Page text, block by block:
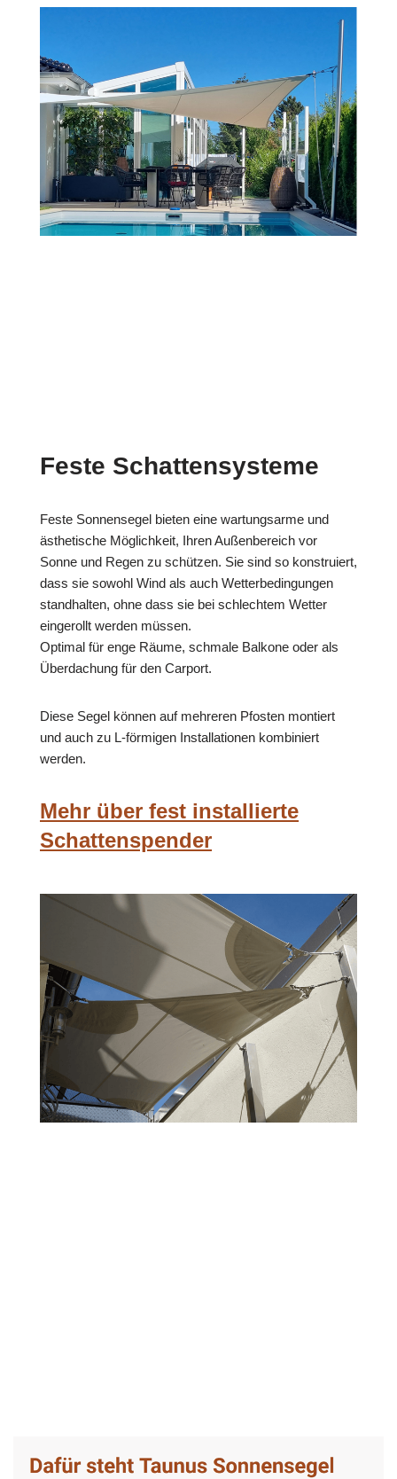
Feste Schattensysteme
Feste Sonnensegel bieten eine wartungsarme und
ästhetische Möglichkeit, Ihren Außenbereich vor
Sonne und Regen zu schützen. Sie sind so konstruiert,
dass sie sowohl Wind als auch Wetterbedingungen
standhalten, ohne dass sie bei schlechtem Wetter
eingerollt werden müssen.
Optimal für enge Räume, schmale Balkone oder als
Überdachung für den Carport.
Diese Segel können auf mehreren Pfosten montiert
und auch zu L-förmigen Installationen kombiniert
werden.
Mehr über fest installierte
Schattenspender